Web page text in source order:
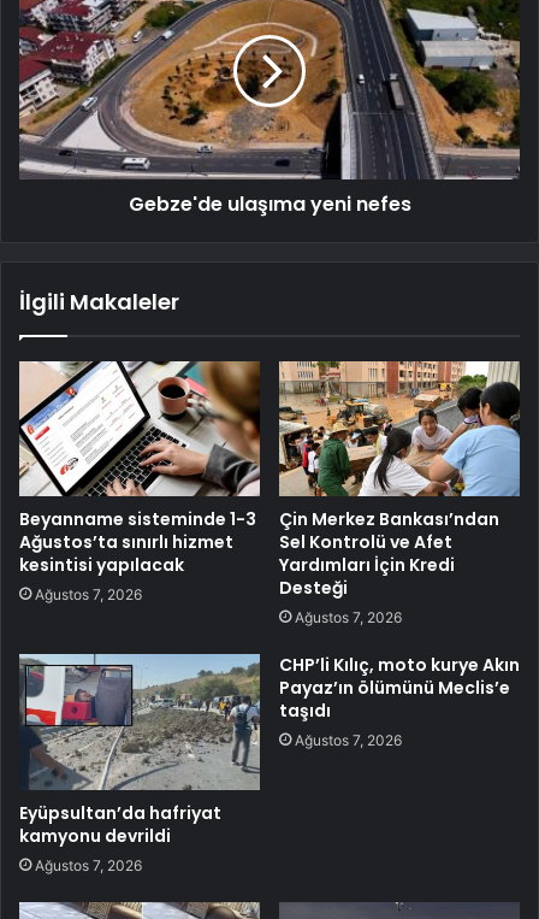
Gebze'de ulaşıma yeni nefes
İlgili Makaleler
Beyanname sisteminde 1-3
Ağustos’ta sınırlı hizmet
kesintisi yapılacak
Ağustos 7, 2026
Çin Merkez Bankası’ndan
Sel Kontrolü ve Afet
Yardımları İçin Kredi
Desteği
Ağustos 7, 2026
Eyüpsultan’da hafriyat
kamyonu devrildi
Ağustos 7, 2026
CHP’li Kılıç, moto kurye Akın
Payaz’ın ölümünü Meclis’e
taşıdı
Ağustos 7, 2026